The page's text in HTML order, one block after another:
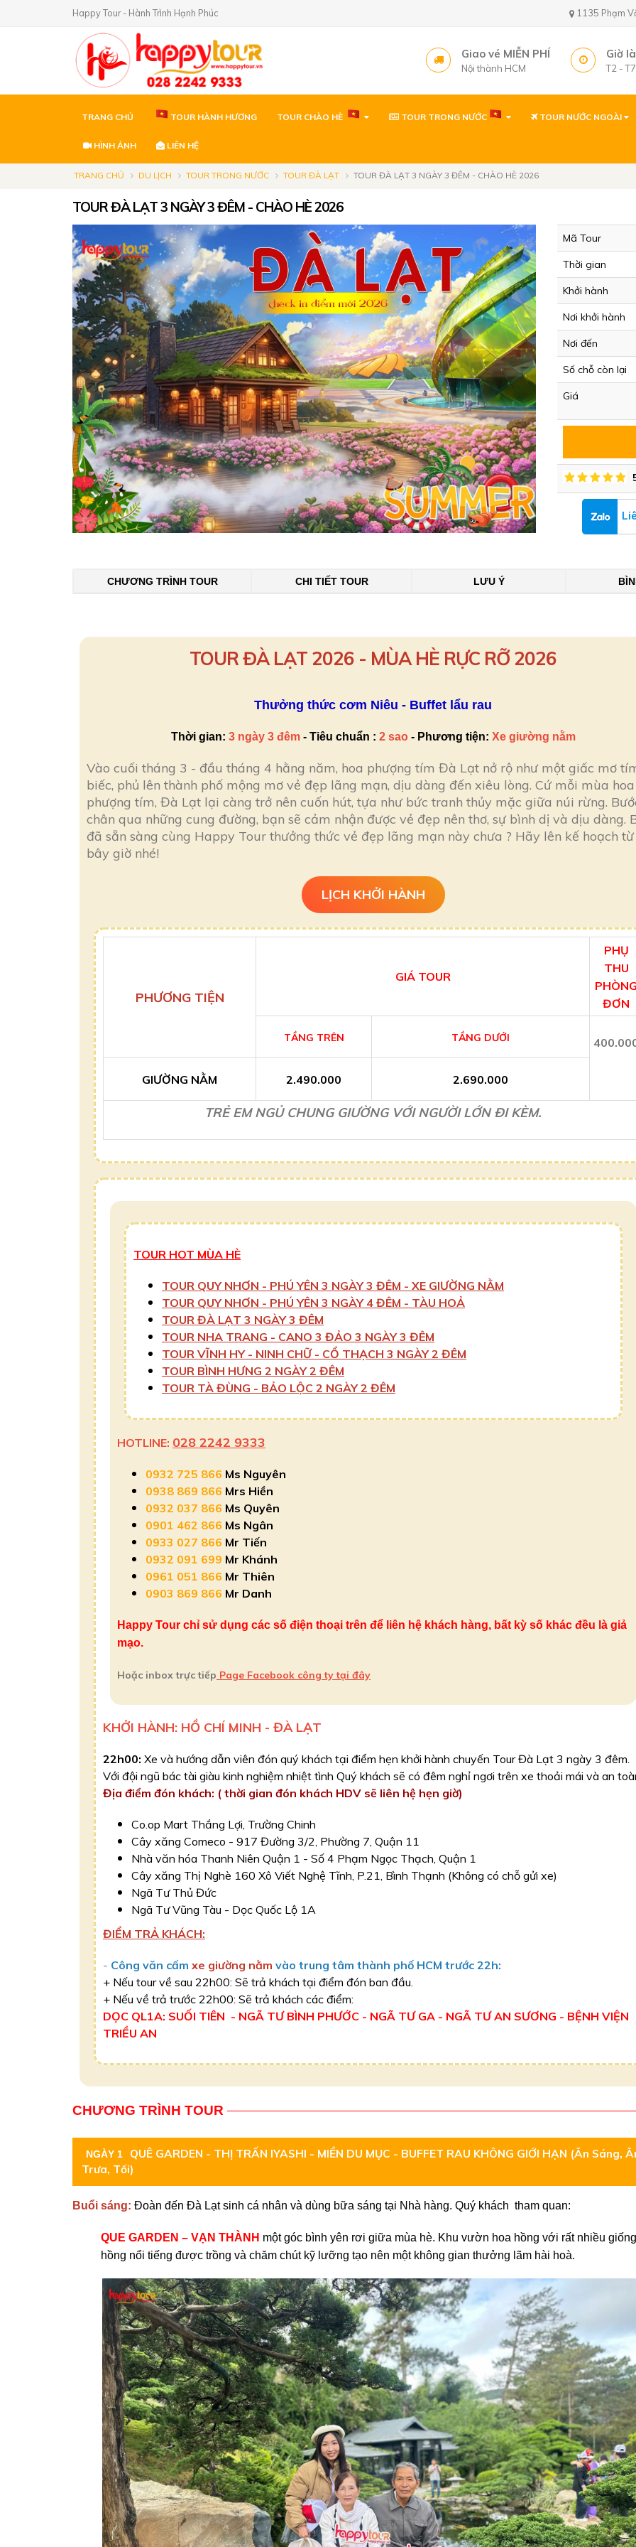
Happy Tour - Hành Trình Hạnh Phúc 1135 Phạm
Giao vé MIỄN PHÍ
Nội thành HCM
Giờ
T2 -
Văn phòng ( gần
60 Thanh Niên, P.
TRANG CHỦ TOUR HÀNH HƯƠNG TOUR CHÀO HÈ TOUR TRONG NƯỚC TOUR NƯỚC NGOÀI
HÌNH ẢNH LIÊN HỆ
TRANG CHỦ DU LỊCH TOUR TRONG NƯỚC TOUR ĐÀ LẠT TOUR ĐÀ LẠT 3 NGÀY 3 ĐÊM - CHÀO HÈ 2026
TOUR ĐÀ LẠT 3 NGÀY 3 ĐÊM - CHÀO HÈ 2026
Mã Tour
Thời gian
Khởi hành
Nơi khởi hành
Nơi đến
Số chỗ còn lại
Giá
CHƯƠNG TRÌNH TOUR CHI TIẾT TOUR LƯU Ý
TOUR ĐÀ LẠT 2026 - MÙA HÈ RỰC RỠ 2026
Thưởng thức cơm Niêu - Buffet lẩu rau
Thời gian: 3 ngày 3 đêm - Tiêu chuẩn : 2 sao - Phương tiện: Xe giường nằm
Vào cuối tháng 3 - đầu tháng 4 hằng năm, hoa phượng tím Đà Lạt nở rộ như một giấc mơ
biếc, phủ lên thành phố mộng mơ vẻ đẹp lãng mạn, dịu dàng đến xiêu lòng. Cứ mỗi mùa hoa
phượng tím, Đà Lạt lại càng trở nên cuốn hút, tựa như bức tranh thủy mặc giữa núi rừng.
chân qua những cung đường, bạn sẽ cảm nhận được vẻ đẹp nên thơ, sự bình dị và dịu dàng.
đã sẵn sàng cùng Happy Tour thưởng thức vẻ đẹp lãng mạn này chưa ? Hãy lên kế hoạch từ
bây giờ nhé!
LỊCH KHỞI HÀNH
PHƯƠNG TIỆN
GIÁ TOUR
PHỤ
THU
ĐƠN
TẦNG TRÊN TẦNG DƯỚI
GIƯỜNG NẰM 2.490.000 2.690.000
TRẺ EM NGỦ CHUNG GIƯỜNG VỚI NGƯỜI LỚN ĐI KÈM.
TOUR HOT MÙA HÈ
TOUR QUY NHƠN - PHÚ YÊN 3 NGÀY 3 ĐÊM - XE GIƯỜNG NẰM
TOUR QUY NHƠN - PHÚ YÊN 3 NGÀY 4 ĐÊM - TÀU HOẢ
TOUR ĐÀ LẠT 3 NGÀY 3 ĐÊM
TOUR NHA TRANG - CANO 3 ĐẢO 3 NGÀY 3 ĐÊM
TOUR VĨNH HY - NINH CHỮ - CỔ THẠCH 3 NGÀY 2 ĐÊM
TOUR BÌNH HƯNG 2 NGÀY 2 ĐÊM
TOUR TÀ ĐÙNG - BẢO LỘC 2 NGÀY 2 ĐÊM
HOTLINE: 028 2242 9333
0932 725 866 Ms Nguyên
0938 869 866 Mrs Hiền
0932 037 866 Ms Quyên
0901 462 866 Ms Ngân
0933 027 866 Mr Tiến
0932 091 699 Mr Khánh
0961 051 866 Mr Thiên
0903 869 866 Mr Danh
Happy Tour chỉ sử dụng các số điện thoại trên để liên hệ khách hàng, bất kỳ số khác đều là giả
mạo.
Hoặc inbox trực tiếp Page Facebook công ty tại đây
KHỞI HÀNH: HỒ CHÍ MINH - ĐÀ LẠT
22h00: Xe và hướng dẫn viên đón quý khách tại điểm hẹn khởi hành chuyến Tour Đà Lạt 3 ngày 3 đêm.
Với đội ngũ bác tài giàu kinh nghiệm nhiệt tình Quý khách sẽ có đêm nghỉ ngơi trên xe thoải mái và an
Địa điểm đón khách: ( thời gian đón khách HDV sẽ liên hệ hẹn giờ)
Co.op Mart Thắng Lợi, Trường Chinh
Cây xăng Comeco - 917 Đường 3/2, Phường 7, Quận 11
Nhà văn hóa Thanh Niên Quận 1 - Số 4 Phạm Ngọc Thạch, Quận 1
Cây xăng Thị Nghè 160 Xô Viết Nghệ Tĩnh, P.21, Bình Thạnh (Không có chỗ gửi xe)
Ngã Tư Thủ Đức
Ngã Tư Vũng Tàu - Dọc Quốc Lộ 1A
ĐIỂM TRẢ KHÁCH:
- Công văn cấm xe giường nằm vào trung tâm thành phố HCM trước 22h:
+ Nếu tour về sau 22h00: Sẽ trả khách tại điểm đón ban đầu.
​+ Nếu về trả trước 22h00: Sẽ trả khách các điểm:
DỌC QL1A: SUỐI TIÊN - NGÃ TƯ BÌNH PHƯỚC - NGÃ TƯ GA - NGÃ TƯ AN SƯƠNG - BỆNH VIỆN
TRIỀU AN
CHƯƠNG TRÌNH TOUR
NGÀY 1
QUÊ GARDEN - THỊ TRẤN IYASHI - MIỀN DU MỤC - BUFFET RAU KHÔNG GIỚI HẠN (Ăn Sáng,
Trưa, Tối)
Buổi sáng: Đoàn đến Đà Lạt sinh cá nhân và dùng bữa sáng tại Nhà hàng. Quý khách tham quan:
QUE GARDEN – VẠN THÀNH một góc bình yên rơi giữa mùa hè. Khu vườn hoa hồng với rất nhiều
hồng nổi tiếng được trồng và chăm chút kỹ lưỡng tạo nên một không gian thưởng lãm hài hoà.